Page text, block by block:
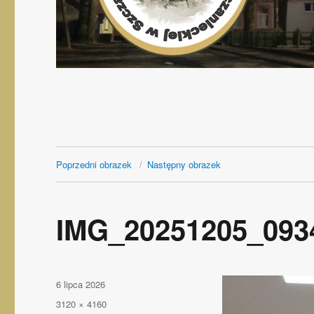
Poprzedni obrazek Następny obrazek
Opublikowano
6 lipca 2026
Pełny
3120 × 4160